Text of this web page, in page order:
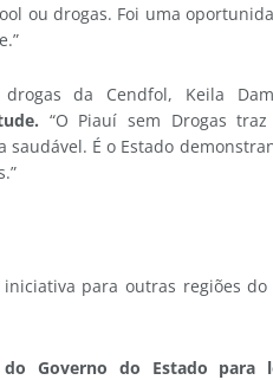
ou drogas. Foi uma
da Cendfol, Keila
“O Piauí sem Drogas
É o Estado
para outras regiões
Governo do Estado para